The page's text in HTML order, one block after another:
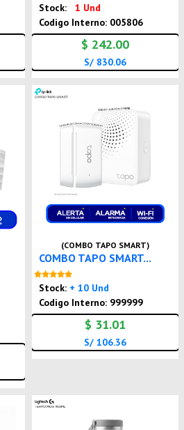
Stock:
1 Und
Codigo Interno: 005806
$ 242.00
S/ 830.06
(COMBO TAPO SMART)
COMBO TAPO SMART...
Stock: + 10 Und
Codigo Interno: 999999
$ 31.01
S/ 106.36